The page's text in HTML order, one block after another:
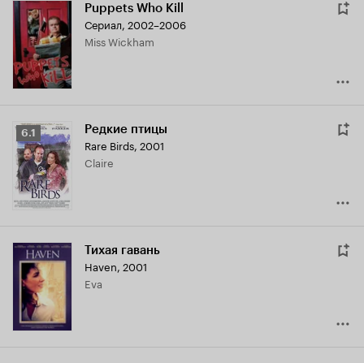
Puppets Who Kill
Сериал, 2002–2006
Miss Wickham
Рейтинг
Кинопоиска
6.1
6.1 Редкие птицы
Rare Birds, 2001
Claire
Тихая гавань
Haven, 2001
Eva